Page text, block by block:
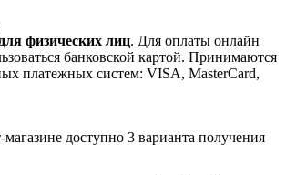
физических лиц. Для оплаты онлайн
банковской картой. Принимаются
платежных систем: VISA, MasterCard,
доступно 3 варианта получения